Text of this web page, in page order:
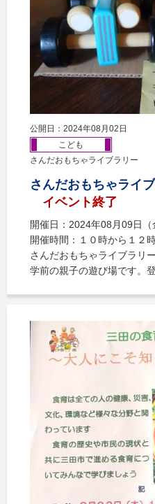
公開日：2024年08月02日
こども
さんだおもちゃライブラリー
さんだおもちゃライ
イベント終了
開催日：2024年08月09日（
開催時間：１０時から１２
さんだおもちゃライブラリ
学前の親子の遊び場です。